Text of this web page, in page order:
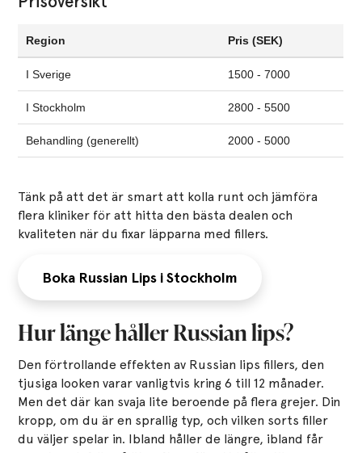
Region Pris (SEK)
I Sverige 1500 - 7000
I Stockholm 2800 - 5500
Behandling (generellt) 2000 - 5000
Tänk på att det är smart att kolla runt och jämföra
flera kliniker för att hitta den bästa dealen och
kvaliteten när du fixar läpparna med fillers.
Boka Russian Lips i Stockholm
Hur länge håller Russian lips?
Den förtrollande effekten av Russian lips fillers, den
tjusiga looken varar vanligtvis kring 6 till 12 månader.
Men det där kan svaja lite beroende på flera grejer. Din
kropp, om du är en sprallig typ, och vilken sorts filler
du väljer spelar in. Ibland håller de längre, ibland får